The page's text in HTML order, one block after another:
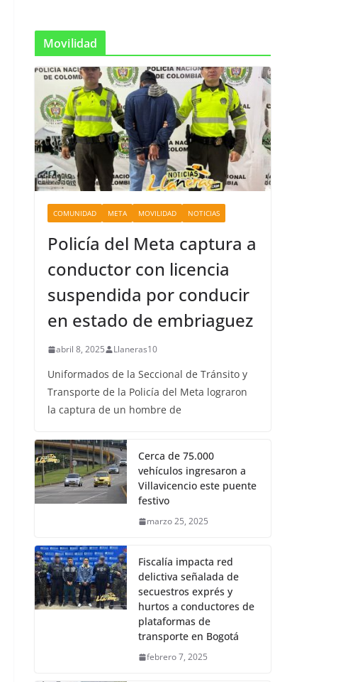
Movilidad
COMUNIDAD META MOVILIDAD NOTICIAS
Policía del Meta captura a
conductor con licencia
suspendida por conducir
en estado de embriaguez
abril 8, 2025 Llaneras10
Uniformados de la Seccional de Tránsito y
Transporte de la Policía del Meta lograron
la captura de un hombre de
Cerca de 75.000
vehículos ingresaron a
Villavicencio este puente
festivo
marzo 25, 2025
Fiscalía impacta red
delictiva señalada de
secuestros exprés y
hurtos a conductores de
plataformas de
transporte en Bogotá
febrero 7, 2025